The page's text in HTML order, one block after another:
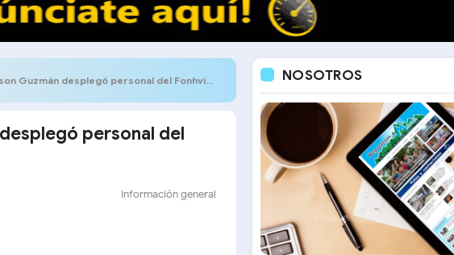
desplegó personal del Fonhvim en Bailadores
personal del
Información general
NOSOTROS